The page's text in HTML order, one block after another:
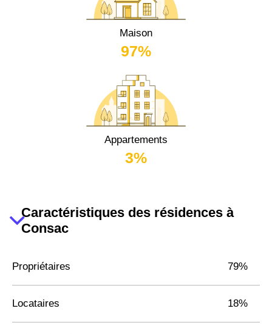
Maison
97%
Appartements
3%
Caractéristiques des résidences à
Consac
Propriétaires 79%
Locataires 18%